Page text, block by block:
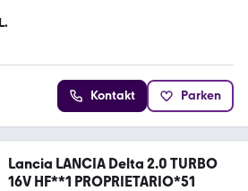
Kontakt Parken
Lancia LANCIA Delta 2.0 TURBO
16V HF**1 PROPRIETARIO*51